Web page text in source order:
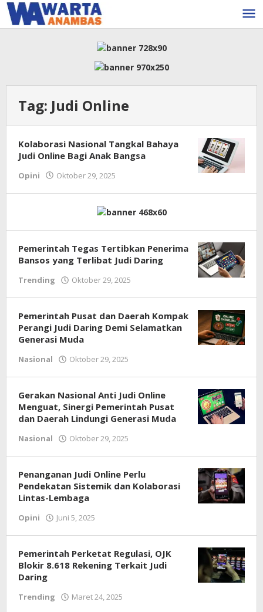
Lewati
ke
konten
Tag: Judi Online
Kolaborasi Nasional Tangkal Bahaya
Judi Online Bagi Anak Bangsa
Opini Oktober 29, 2025
Anambas
Pemerintah Tegas Tertibkan Penerima
Bansos yang Terlibat Judi Daring
Trending Oktober 29, 2025
Anambas
Pemerintah Pusat dan Daerah Kompak
Perangi Judi Daring Demi Selamatkan
Generasi Muda
Nasional Oktober 29, 2025
Anambas
Gerakan Nasional Anti Judi Online
Menguat, Sinergi Pemerintah Pusat
dan Daerah Lindungi Generasi Muda
Nasional Oktober 29, 2025
Anambas
Penanganan Judi Online Perlu
Pendekatan Sistemik dan Kolaborasi
Lintas-Lembaga
Opini Juni 5, 2025
Anambas
Pemerintah Perketat Regulasi, OJK
Blokir 8.618 Rekening Terkait Judi
Daring
Trending Maret 24, 2025